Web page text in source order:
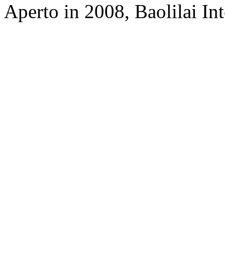
Aperto in 2008, Baolilai